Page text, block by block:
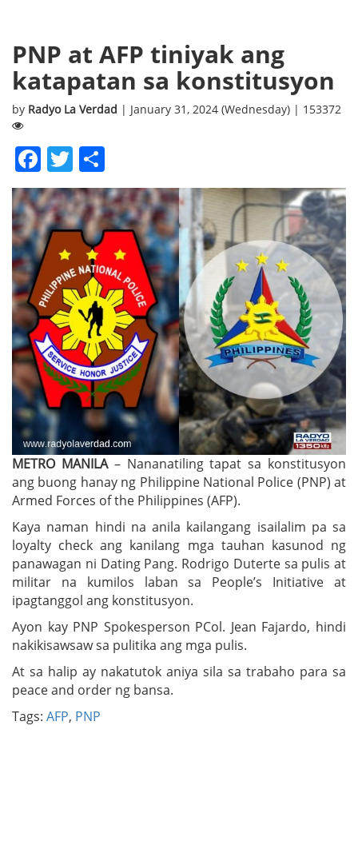
PNP at AFP tiniyak ang
katapatan sa konstitusyon
by Radyo La Verdad | January 31, 2024 (Wednesday) | 153372
Facebook
Twitter
METRO MANILA– Nananatiling tapat sa konstitusyon
ang buong hanay ng Philippine National Police (PNP) at
Armed Forces of the Philippines (AFP).
Kaya naman hindi na anila kailangang isailalim pa sa
loyalty check ang kanilang mga tauhan kasunod ng
panawagan ni Dating Pang. Rodrigo Duterte sa pulis at
militar na kumilos laban sa People’s Initiative at
ipagtanggol ang konstitusyon.
Ayon kay PNP Spokesperson PCol. Jean Fajardo, hindi
nakikisawsaw sa pulitika ang mga pulis.
At sa halip ay nakatutok aniya sila sa trabaho para sa
peace and order ng bansa.
Tags: AFP, PNP